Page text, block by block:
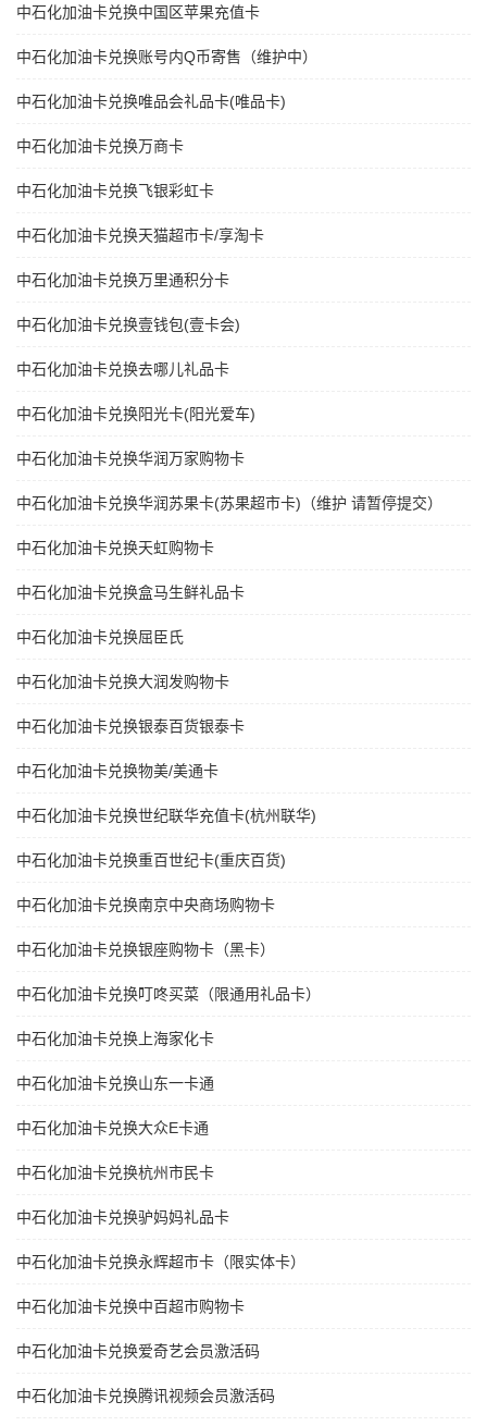
中石化加油卡兑换中国区苹果充值卡
中石化加油卡兑换账号内Q币寄售（维护中）
中石化加油卡兑换唯品会礼品卡(唯品卡)
中石化加油卡兑换万商卡
中石化加油卡兑换飞银彩虹卡
中石化加油卡兑换天猫超市卡/享淘卡
中石化加油卡兑换万里通积分卡
中石化加油卡兑换壹钱包(壹卡会)
中石化加油卡兑换去哪儿礼品卡
中石化加油卡兑换阳光卡(阳光爱车)
中石化加油卡兑换华润万家购物卡
中石化加油卡兑换华润苏果卡(苏果超市卡)（维护 请暂停提交）
中石化加油卡兑换天虹购物卡
中石化加油卡兑换盒马生鲜礼品卡
中石化加油卡兑换屈臣氏
中石化加油卡兑换大润发购物卡
中石化加油卡兑换银泰百货银泰卡
中石化加油卡兑换物美/美通卡
中石化加油卡兑换世纪联华充值卡(杭州联华)
中石化加油卡兑换重百世纪卡(重庆百货)
中石化加油卡兑换南京中央商场购物卡
中石化加油卡兑换银座购物卡（黑卡）
中石化加油卡兑换叮咚买菜（限通用礼品卡）
中石化加油卡兑换上海家化卡
中石化加油卡兑换山东一卡通
中石化加油卡兑换大众E卡通
中石化加油卡兑换杭州市民卡
中石化加油卡兑换驴妈妈礼品卡
中石化加油卡兑换永辉超市卡（限实体卡）
中石化加油卡兑换中百超市购物卡
中石化加油卡兑换爱奇艺会员激活码
中石化加油卡兑换腾讯视频会员激活码